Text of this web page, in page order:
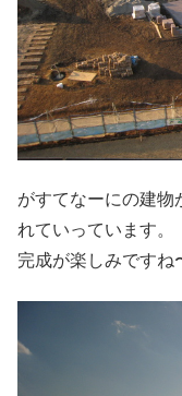
がすてなーにの建物
れていっています。
完成が楽しみですね